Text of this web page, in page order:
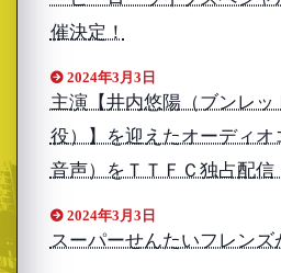
催決定！
2024年3月3日
主演【井内悠陽（ブンレッ
役）】を迎えたオーディオ
音声）をＴＴＦＣ独占配信
2024年3月3日
スーパーせんたいフレンズ